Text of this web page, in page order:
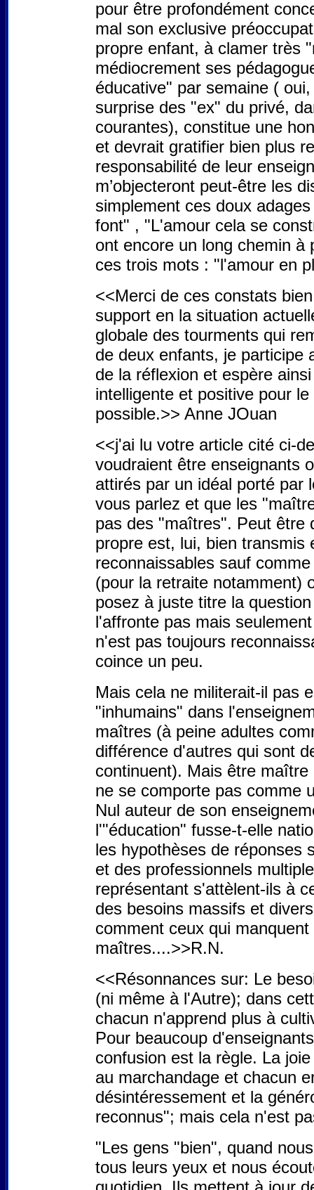
pour être profondément
mal son exclusive
propre enfant, à clamer très
médiocrement ses
éducative" par semaine (
surprise des "ex" du privé,
courantes), constitue une
et devrait gratifier bien plus
responsabilité de leur
m’objecteront peut-être les
simplement ces doux
font" , "L'amour cela se
ont encore un long chemin
ces trois mots : "l'amour en
<<Merci de ces constats
support en la situation
globale des tourments qui
de deux enfants, je participe
de la réflexion et espère
intelligente et positive pour
possible.>> Anne JOuan
<<j'ai lu votre article cité ci-
voudraient être enseignants
attirés par un idéal porté par
vous parlez et que les
pas des "maîtres". Peut être
propre est, lui, bien transmis
reconnaissables sauf
(pour la retraite notamment)
posez à juste titre la
l'affronte pas mais
n'est pas toujours
coince un peu.
Mais cela ne militerait-il pas
"inhumains" dans
maîtres (à peine adultes
différence d'autres qui sont
continuent). Mais être
ne se comporte pas comme
Nul auteur de son
l'"éducation" fusse-t-elle
les hypothèses de réponses
et des professionnels
représentant s'attèlent-ils à
des besoins massifs et
comment ceux qui
maîtres....>>R.N.
<<Résonnances sur: Le
(ni même à l'Autre); dans
chacun n'apprend plus à
Pour beaucoup
confusion est la règle. La
au marchandage et chacun
désintéressement et la
reconnus"; mais cela n'est
"Les gens "bien", quand
tous leurs yeux et nous